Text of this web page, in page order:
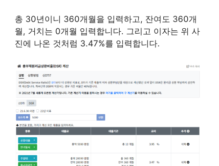
총 30년이니 360개월을 입력하고, 잔여도 360개
월, 거치는 0개월 입력합니다. 그리고 이자는 위 사
진에 나온 것처럼 3.47%를 입력합니다.